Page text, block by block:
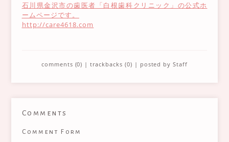
石川県金沢市の歯医者「白根歯科クリニック」の公式ホ
ームページです。
http://care4618.com
comments (0) |trackbacks (0) | posted byStaff
Comments
Comment Form